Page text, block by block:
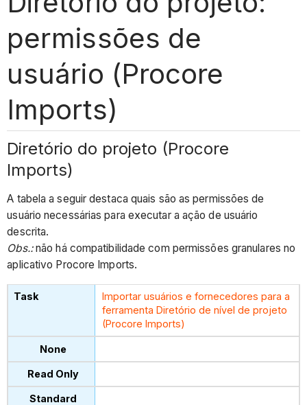
permissões de
usuário (Procore
Imports)
Diretório do projeto (Procore
Imports)
A tabela a seguir destaca quais são as permissões de
usuário necessárias para executar a ação de usuário
descrita.
Obs.:não há compatibilidade com permissões granulares no
aplicativo Procore Imports.
Importar usuários e fornecedores para a
ferramenta Diretório de nível de projeto
(Procore Imports)